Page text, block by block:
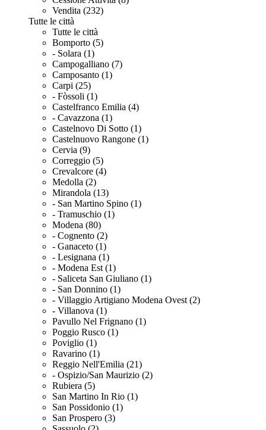
Vendita (232)
Tutte le città
Tutte le città
Bomporto (5)
- Solara (1)
Campogalliano (7)
Camposanto (1)
Carpi (25)
- Fòssoli (1)
Castelfranco Emilia (4)
- Cavazzona (1)
Castelnovo Di Sotto (1)
Castelnuovo Rangone (1)
Cervia (9)
Correggio (5)
Crevalcore (4)
Medolla (2)
Mirandola (13)
- San Martino Spino (1)
- Tramuschio (1)
Modena (80)
- Cognento (2)
- Ganaceto (1)
- Lesignana (1)
- Modena Est (1)
- Saliceta San Giuliano (1)
- San Donnino (1)
- Villaggio Artigiano Modena Ovest (2)
- Villanova (1)
Pavullo Nel Frignano (1)
Poggio Rusco (1)
Poviglio (1)
Ravarino (1)
Reggio Nell'Emilia (21)
- Ospizio/San Maurizio (2)
Rubiera (5)
San Martino In Rio (1)
San Possidonio (1)
San Prospero (3)